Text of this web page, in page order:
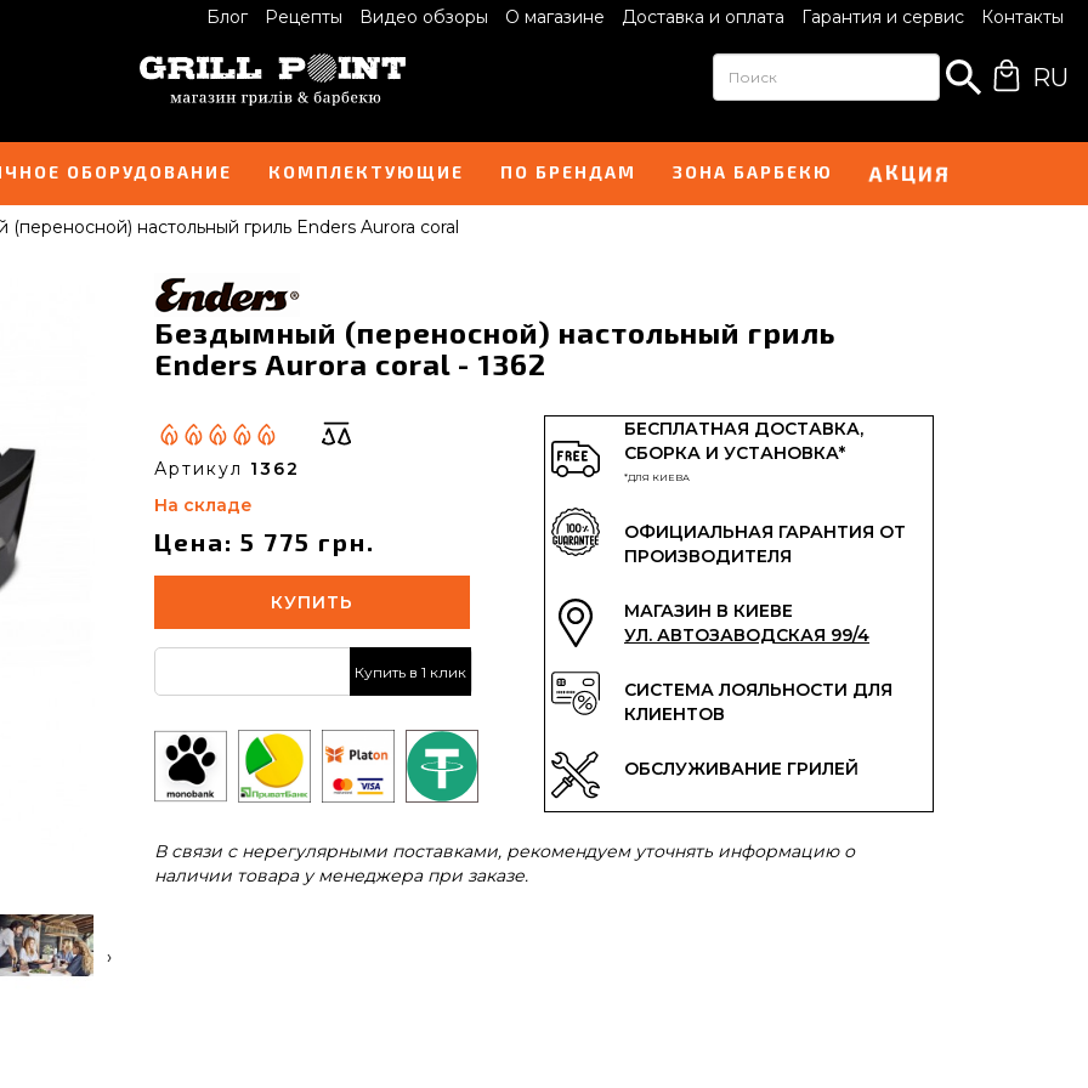
Блог Рецепты Видео обзоры О магазине Доставка и оплата Гарантия и сервис Контакты
RU
ОБОРУДОВАНИЕ КОМПЛЕКТУЮЩИЕ ПО БРЕНДАМ ЗОНА БАРБЕКЮ АКЦИЯ
настольный гриль Enders Aurora coral
›
Бездымный (переносной) настольный гриль
Enders Aurora coral - 1362
Артикул 1362
На складе
Цена: 5 775 грн.
КУПИТЬ
Купить в 1 клик
БЕСПЛАТНАЯ ДОСТАВКА,
СБОРКА И УСТАНОВКА*
*ДЛЯ КИЕВА
ОФИЦИАЛЬНАЯ ГАРАНТИЯ ОТ
ПРОИЗВОДИТЕЛЯ
МАГАЗИН В КИЕВЕ
УЛ. АВТОЗАВОДСКАЯ 99/4
СИСТЕМА ЛОЯЛЬНОСТИ ДЛЯ
КЛИЕНТОВ
ОБСЛУЖИВАНИЕ ГРИЛЕЙ
В связи с нерегулярными поставками, рекомендуем уточнять информацию о
наличии товара у менеджера при заказе.